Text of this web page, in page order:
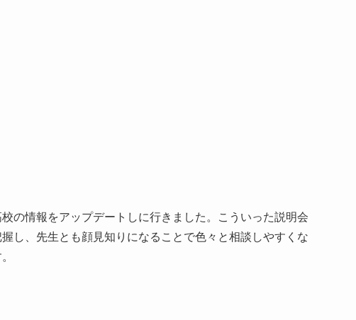
の情報をアップデートしに行きました。こういった説明会
し、先生とも顔見知りになることで色々と相談しやすくな